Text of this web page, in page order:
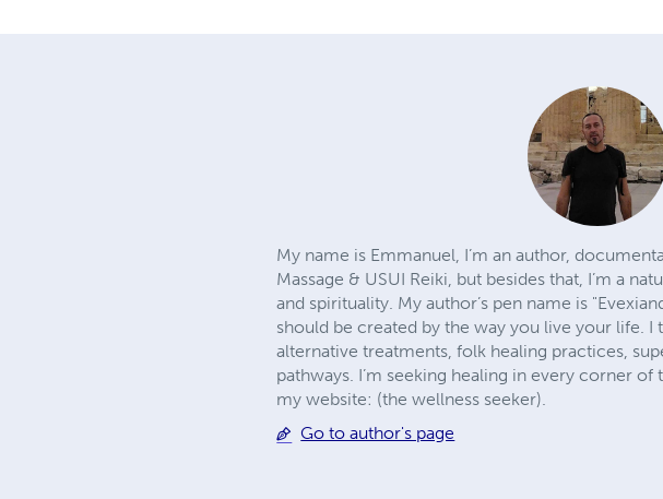
My name is Emmanuel, I’m an author,
Massage & USUI Reiki, but besides that, I’m a
and spirituality. My author’s pen name is
should be created by the way you live your life.
alternative treatments, folk healing practices,
pathways. I’m seeking healing in every corner
my website: (the wellness seeker).
Go to author's page